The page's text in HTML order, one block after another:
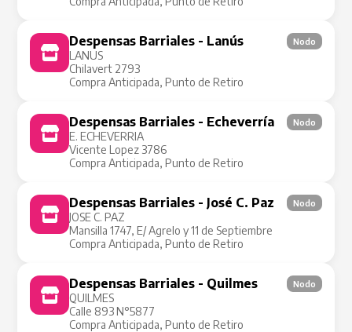
Despensas Barriales - Lanús
LANUS
Chilavert 2793
Compra Anticipada, Punto de Retiro
Nodo
Despensas Barriales - Echeverría
E. ECHEVERRIA
Vicente Lopez 3786
Compra Anticipada, Punto de Retiro
Nodo
Despensas Barriales - José C. Paz
JOSE C. PAZ
Mansilla 1747, E/ Agrelo y 11 de Septiembre
Compra Anticipada, Punto de Retiro
Nodo
Despensas Barriales - Quilmes
QUILMES
Calle 893 N°5877
Compra Anticipada, Punto de Retiro
Nodo